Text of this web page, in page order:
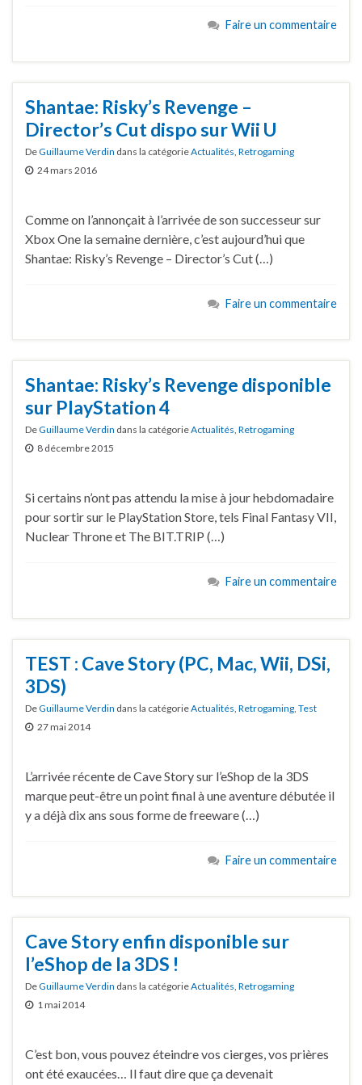
Faire un commentaire
Shantae: Risky’s Revenge –
Director’s Cut dispo sur Wii U
DeGuillaume Verdin dans la catégorieActualités Retrogaming
24 mars 2016
Comme on l’annonçait à l’arrivée de son successeur sur
Xbox One la semaine dernière, c’est aujourd’hui que
Shantae: Risky’s Revenge – Director’s Cut (…)
Faire un commentaire
Shantae: Risky’s Revenge disponible
sur PlayStation 4
DeGuillaume Verdin dans la catégorieActualités, Retrogaming
8 décembre 2015
Si certains n’ont pas attendu la mise à jour hebdomadaire
pour sortir sur le PlayStation Store, tels Final Fantasy VII,
Nuclear Throne et The BIT.TRIP (…)
Faire un commentaire
TEST : Cave Story (PC, Mac, Wii, DSi,
3DS)
DeGuillaume Verdin dans la catégorieActualités Retrogaming Test
27 mai 2014
L’arrivée récente de Cave Story sur l’eShop de la 3DS
marque peut-être un point final à une aventure débutée il
y a déjà dix ans sous forme de freeware (…)
Faire un commentaire
Cave Story enfin disponible sur
l’eShop de la 3DS !
DeGuillaume Verdin dans la catégorieActualités, Retrogaming
1 mai 2014
C’est bon, vous pouvez éteindre vos cierges, vos prières
ont été exaucées… Il faut dire que ça devenait